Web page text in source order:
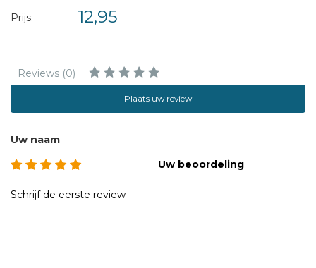
Prijs: 12,95
Reviews (0)
Plaats uw review
Uw naam
Uw beoordeling
Schrijf de eerste review